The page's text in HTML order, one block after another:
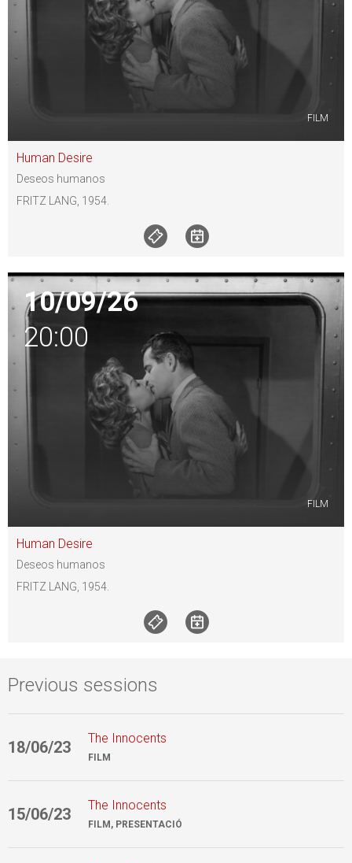
FILM
Human Desire
Deseos humanos
FRITZ LANG, 1954.
10/09/26
20:00
FILM
Human Desire
Deseos humanos
FRITZ LANG, 1954.
Previous sessions
18/06/23 The Innocents
FILM
15/06/23 The Innocents
FILM, PRESENTACIÓ